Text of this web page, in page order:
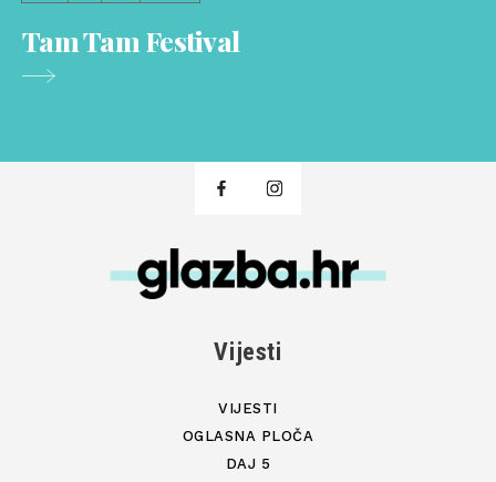
Tam Tam Festival
Vijesti
VIJESTI
OGLASNA PLOČA
DAJ 5